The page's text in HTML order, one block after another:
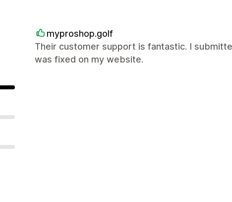
myproshop.golf
Their customer support is fantastic. I
was fixed on my website.